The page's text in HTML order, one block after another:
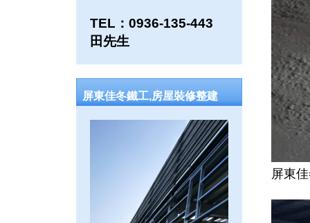
TEL：0936-135-443
田先生
屏東佳冬鐵工,房屋裝修整建
屏東